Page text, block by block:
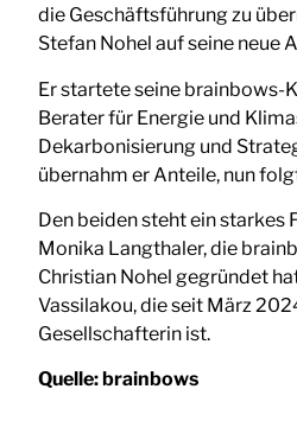
die Geschäftsführung zu
Stefan Nohel auf seine neue
Er startete seine brainbows-
Berater für Energie und
Dekarbonisierung und
übernahm er Anteile, nun
Den beiden steht ein starkes
Monika Langthaler, die
Christian Nohel gegründet
Vassilakou, die seit März
Gesellschafterin ist.
Quelle: brainbows